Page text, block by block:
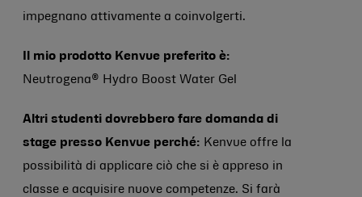
impegnano attivamente a coinvolgerti.
Il mio prodotto Kenvue preferito è:
Neutrogena® Hydro Boost Water Gel
Altri studenti dovrebbero fare domanda di
stage presso Kenvue perché: Kenvue offre la
possibilità di applicare ciò che si è appreso in
classe e acquisire nuove competenze. Si farà